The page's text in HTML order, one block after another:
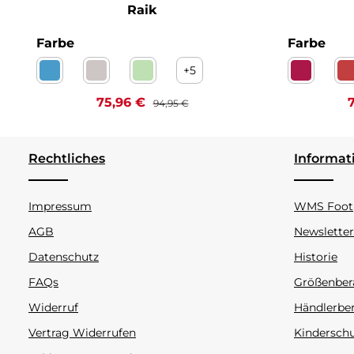
Raik
Farbeauswählen
Adoz petrol Kaltfutter
Denim beige Kaltfutter
Denim verde Kaltfutter
+5
Verkaufspreis:
75,96 € Regulärer Preis:
94,95 €
Farbe
Country
Rechtliches
Impressum
AGB
Datenschutz
FAQs
Widerruf
Vertrag Widerrufen
WMS
Newsletter
Historie